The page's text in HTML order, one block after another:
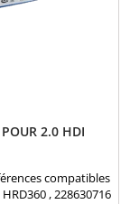
2.0 HDI
compatibles
, 228630716